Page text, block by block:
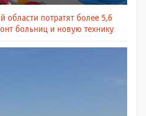
области потратят более 5,6
больниц и новую технику